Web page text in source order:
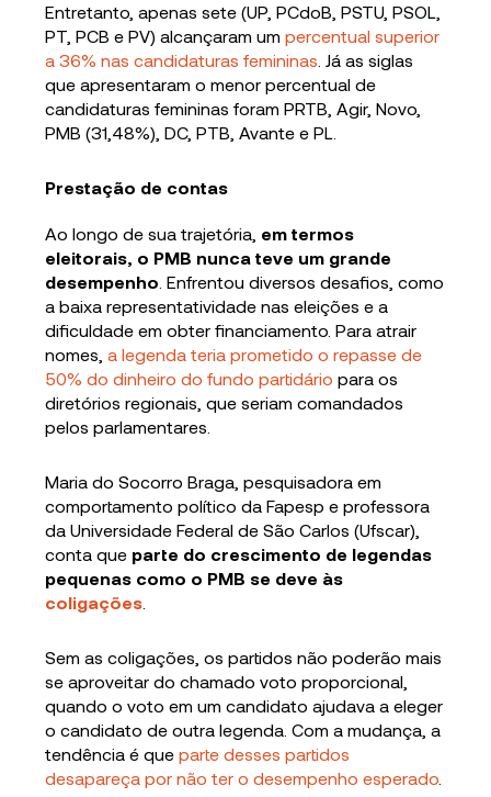
Entretanto, apenas sete (UP, PCdoB, PSTU, PSOL,
PT, PCB e PV) alcançaram umpercentual superior
a 36% nas candidaturas femininas . Já as siglas
que apresentaram o menor percentual de
candidaturas femininas foram PRTB, Agir, Novo,
PMB (31,48%), DC, PTB, Avante e PL.
Prestação de contas
Ao longo de sua trajetória, em termos
eleitorais, o PMB nunca teve um grande
desempenho . Enfrentou diversos desafios, como
a baixa representatividade nas eleições e a
dificuldade em obter financiamento. Para atrair
nomes,a legenda teria prometido o repasse de
50% do dinheiro do fundo partidário para os
diretórios regionais, que seriam comandados
pelos parlamentares.
Maria do Socorro Braga, pesquisadora em
comportamento político da Fapesp e professora
da Universidade Federal de São Carlos (Ufscar),
conta que parte do crescimento de legendas
pequenas como o PMB se deve às
coligações
Sem as coligações, os partidos não poderão mais
se aproveitar do chamado voto proporcional,
quando o voto em um candidato ajudava a eleger
o candidato de outra legenda. Com a mudança, a
tendência é queparte desses partidos
desapareça por não ter o desempenho esperado